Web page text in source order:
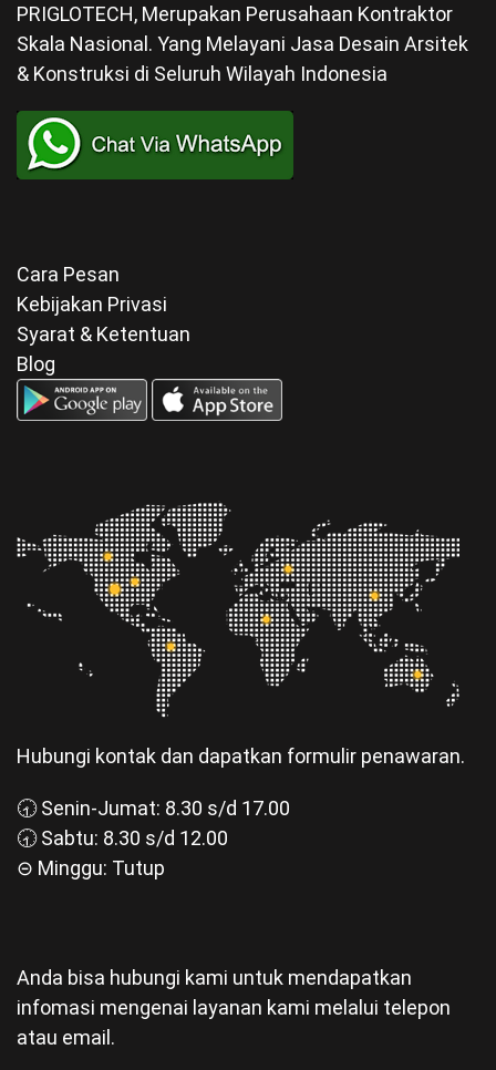
PRIGLOTECH, Merupakan Perusahaan Kontraktor
Skala Nasional. Yang Melayani Jasa Desain Arsitek
& Konstruksi di Seluruh Wilayah Indonesia
Cara Pesan
Kebijakan Privasi
Syarat & Ketentuan
Blog
Hubungi kontak dan dapatkan formulir penawaran.
🕣 Senin-Jumat: 8.30 s/d 17.00
🕣 Sabtu: 8.30 s/d 12.00
⊝ Minggu: Tutup
Anda bisa hubungi kami untuk mendapatkan
infomasi mengenai layanan kami melalui telepon
atau email.